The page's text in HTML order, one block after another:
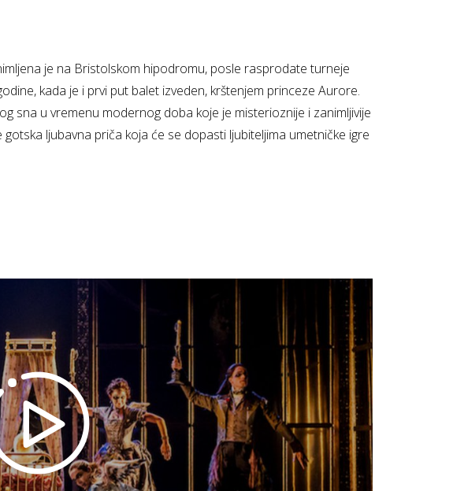
je na Bristolskom hipodromu, posle rasprodate turneje
kada je i prvi put balet izveden, krštenjem princeze Aurore.
sna u vremenu modernog doba koje je misterioznije i zanimlјivije
lјubavna priča koja će se dopasti lјubitelјima umetničke igre